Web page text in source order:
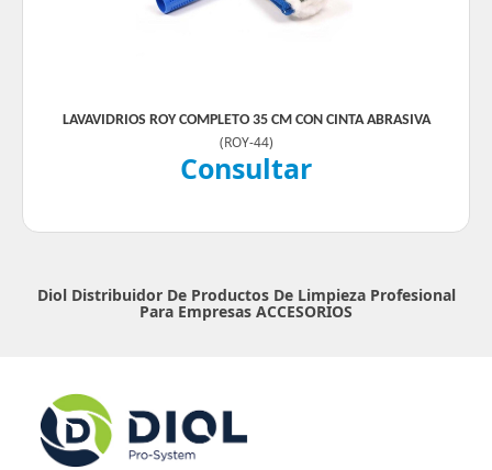
LAVAVIDRIOS ROY COMPLETO 35 CM CON CINTA ABRASIVA
(ROY-44)
Consultar
Diol Distribuidor De Productos De Limpieza Profesional
Para Empresas ACCESORIOS